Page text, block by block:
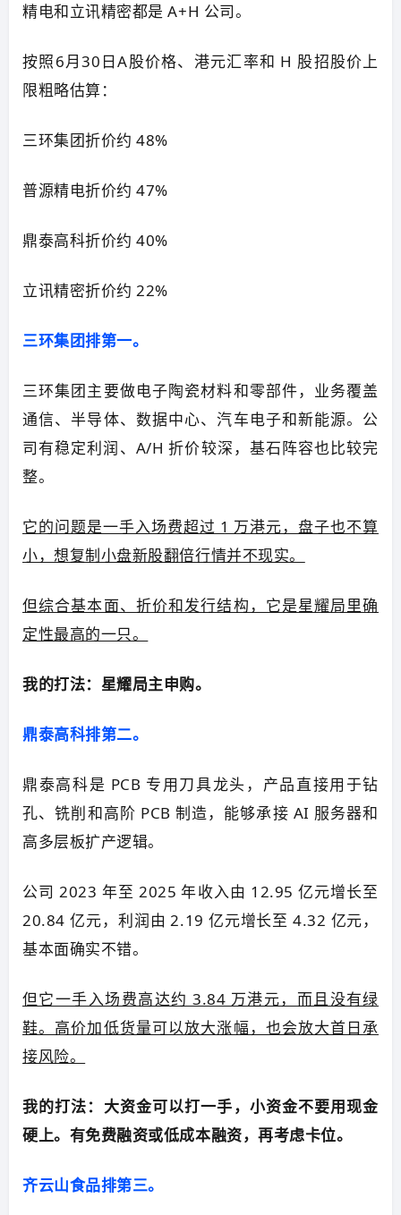
精电和立讯精密都是 A+H 公司。
按照6月30日A股价格、港元汇率和 H 股招股价上
限粗略估算：
三环集团折价约 48%
普源精电折价约 47%
鼎泰高科折价约 40%
立讯精密折价约 22%
三环集团排第一。
三环集团主要做电子陶瓷材料和零部件，业务覆盖
通信、半导体、数据中心、汽车电子和新能源。公
司有稳定利润、A/H 折价较深，基石阵容也比较完
整。
它的问题是一手入场费超过 1 万港元，盘子也不算
小，想复制小盘新股翻倍行情并不现实。
但综合基本面、折价和发行结构，它是星耀局里确
定性最高的一只。
我的打法：星耀局主申购。
鼎泰高科排第二。
鼎泰高科是 PCB 专用刀具龙头，产品直接用于钻
孔、铣削和高阶 PCB 制造，能够承接 AI 服务器和
高多层板扩产逻辑。
公司 2023 年至 2025 年收入由 12.95 亿元增长至
20.84 亿元，利润由 2.19 亿元增长至 4.32 亿元，
基本面确实不错。
但它一手入场费高达约 3.84 万港元，而且没有绿
鞋。高价加低货量可以放大涨幅，也会放大首日承
接风险。
我的打法：大资金可以打一手，小资金不要用现金
硬上。有免费融资或低成本融资，再考虑卡位。
齐云山食品排第三。